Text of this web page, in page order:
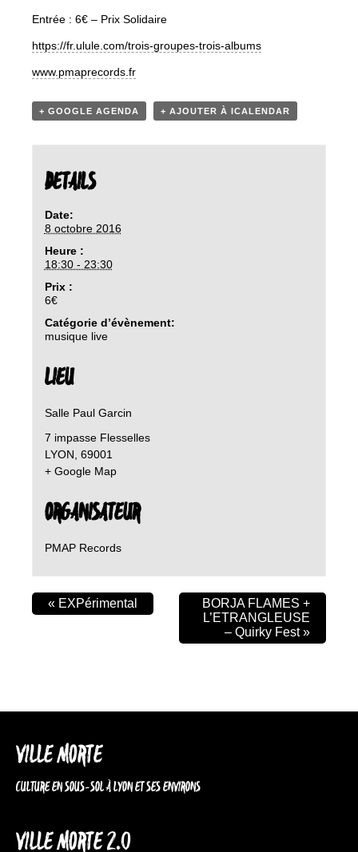
Entrée : 6€ – Prix Solidaire
https://fr.ulule.com/trois-groupes-trois-albums
www.pmaprecords.fr
+ GOOGLE AGENDA + AJOUTER À ICALENDAR
DETAILS
Date:
8 octobre 2016
Heure :
18:30 - 23:30
Prix :
6€
Catégorie d’évènement:
musique live
LIEU
Salle Paul Garcin
7 impasse Flesselles
LYON 69001
+ Google Map
ORGANISATEUR
PMAP Records
« EXPérimental
BORJA FLAMES +
L’ETRANGLEUSE
– Quirky Fest»
VILLE MORTE
CULTURE EN SOUS-SOL À LYON ET SES ENVIRONS
VILLE MORTE 2.0